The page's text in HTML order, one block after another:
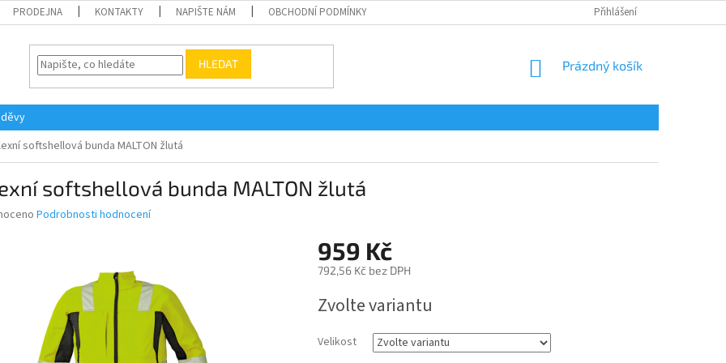
PRODEJNA KONTAKTY NAPIŠTE NÁM OBCHODNÍ PODMÍNKY REKLAMAČNÍ ŘÁD
Přihlášení
HLEDAT
NÁKUPNÍ
Prázdný košík
softshellová bunda MALTON žlutá
softshellová bunda MALTON žlutá
Podrobnosti hodnocení
959 Kč
792,56 Kč bez DPH
cena:
Zvolte variantu
Velikost